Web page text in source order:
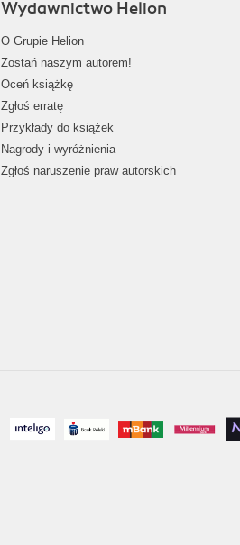
Wydawnictwo Helion
O Grupie Helion
Zostań naszym autorem!
Oceń książkę
Zgłoś erratę
Przykłady do książek
Nagrody i wyróżnienia
Zgłoś naruszenie praw autorskich